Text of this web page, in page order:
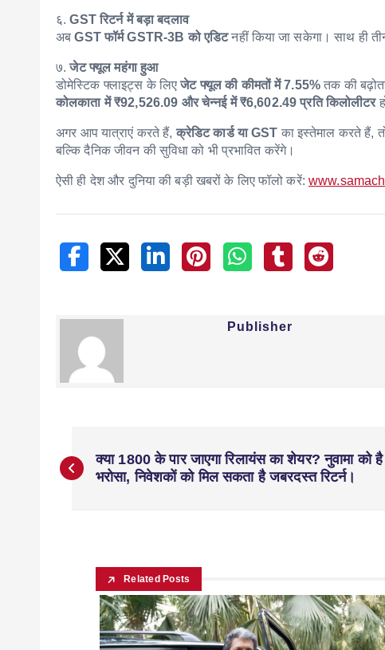
६.GST रिटर्न में बड़ा बदलाव
अबGST फॉर्म GSTR-3B को एडिटनहीं किया जा सकेगा। साथ ही
७.जेट फ्यूल महंगा हुआ
डोमेस्टिक फ्लाइट्स के लिएजेट फ्यूल की कीमतों में 7.55% तक की
कोलकाता में ₹92,526.09 और चेन्नई में ₹6,602.49 प्रति किलोलीटर
अगर आप यात्राएं करते हैं,क्रेडिट कार्ड या GST का इस्तेमाल करते हैं,
बल्कि दैनिक जीवन की सुविधा को भी प्रभावित करेंगे।
ऐसी ही देश और दुनिया की बड़ी खबरों के लिए फॉलो करें:
Publisher
क्या 1800 के पार जाएगा रिलायंस का शेयर? नुवामा को है
भरोसा, निवेशकों को मिल सकता है जबरदस्त रिटर्न।
Related Posts